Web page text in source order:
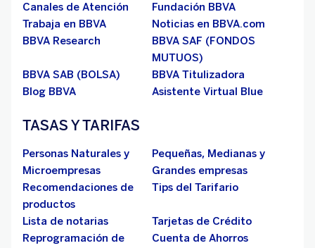
Canales de Atención
Fundación BBVA
Trabaja en BBVA
Noticias en BBVA.com
BBVA Research
BBVA SAF (FONDOS
MUTUOS)
BBVA SAB (BOLSA)
BBVA Titulizadora
Blog BBVA
Asistente Virtual Blue
TASAS Y TARIFAS
Personas Naturales y
Microempresas
Pequeñas, Medianas y
Grandes empresas
Recomendaciones de
productos
Tips del Tarifario
Lista de notarias
Tarjetas de Crédito
Reprogramación de
Cuenta de Ahorros